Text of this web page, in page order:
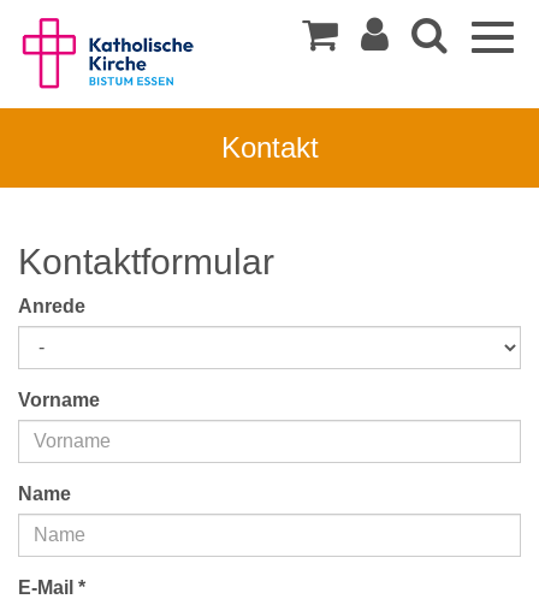
Kontakt
Kontaktformular
Anrede
Vorname
Name
E-Mail *